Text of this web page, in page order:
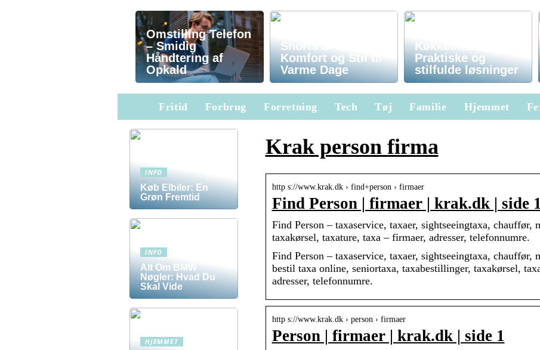
Omstilling Telefon
– Smidig
Håndtering af
Opkald
Shorts til Mænd –
Komfort og Stil til
Varme Dage
Køkkenfliser –
Praktiske og
stilfulde løsninger
Fritid Forbrug Forretning Tech Tøj Familie Hjemmet
Krak person firma
http s://www.krak.dk › find+person › firmaer
Find Person | firmaer | krak.dk | side 1
Find Person – taxaservice, taxaer, sightseeingtaxa, chauffør,
taxakørsel, taxature, taxa – firmaer, adresser, telefonnumre.
Find Person – taxaservice, taxaer, sightseeingtaxa, chauffør,
bestil taxa online, seniortaxa, taxabestillinger, taxakørsel,
adresser, telefonnumre.
http s://www.krak.dk › person › firmaer
Person | firmaer | krak.dk | side 1
INFO
Køb Elbiler: En
Grøn Fremtid
INFO
Alt Om BMW
Nøgler: Hvad Du
Skal Vide
HJEMMET